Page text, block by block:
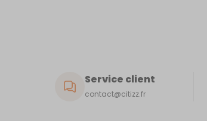
Service client
contact@citizz.fr